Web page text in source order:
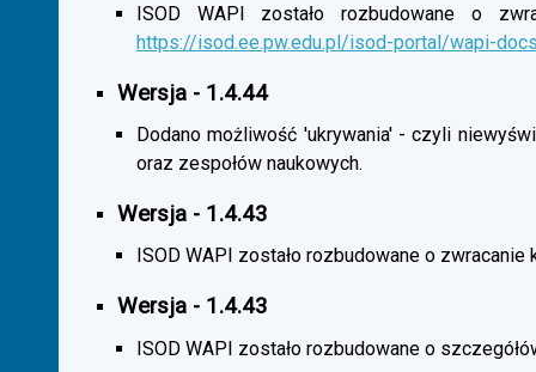
ISOD WAPI zostało rozbudowane o
https://isod.ee.pw.edu.pl/isod-portal/wapi-
Wersja - 1.4.44
Dodano możliwość 'ukrywania' - czyli
oraz zespołów naukowych.
Wersja - 1.4.43
ISOD WAPI zostało rozbudowane o
Wersja - 1.4.43
ISOD WAPI zostało rozbudowane o